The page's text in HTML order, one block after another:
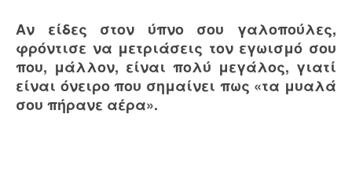
Αν είδες στον ύπνο σου γαλοπούλες,
φρόντισε να μετριάσεις τον εγωισμό σου
που, μάλλον, είναι πολύ μεγάλος, γιατί
είναι όνειρο που σημαίνει πως «τα μυαλά
σου πήρανε αέρα».